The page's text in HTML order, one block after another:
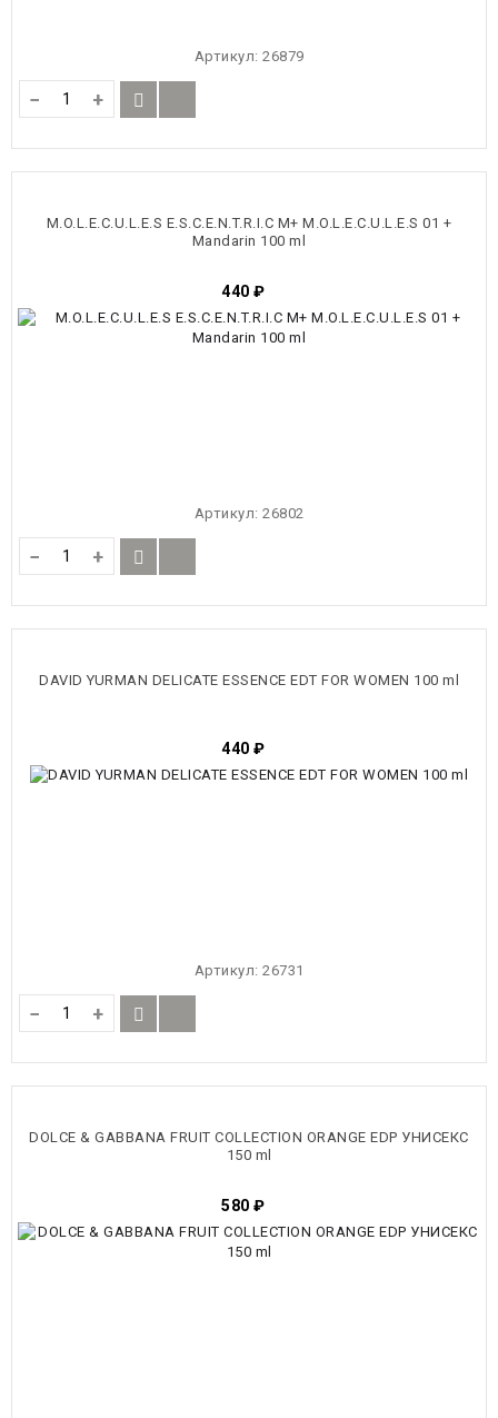
Артикул: 26879
− +
M.O.L.E.C.U.L.E.S E.S.C.E.N.T.R.I.C M+ M.O.L.E.C.U.L.E.S 01 +
Mandarin 100 ml
440 ₽
Артикул: 26802
− +
DAVID YURMAN DELICATE ESSENCE EDT FOR WOMEN 100 ml
440 ₽
Артикул: 26731
− +
DOLCE & GABBANA FRUIT COLLECTION ORANGE EDP УНИСЕКС
150 ml
580 ₽